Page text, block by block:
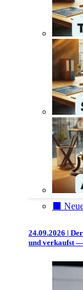
⬛️
24.09.2026 |
und verkaufst —